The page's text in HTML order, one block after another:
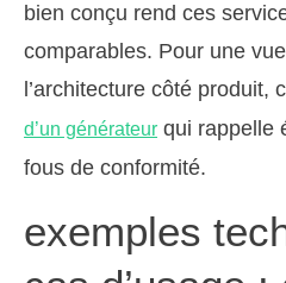
bien conçu rend ces
comparables. Pour une
l’architecture côté produit,
d’un générateur qui rappelle
fous de conformité.
exemples